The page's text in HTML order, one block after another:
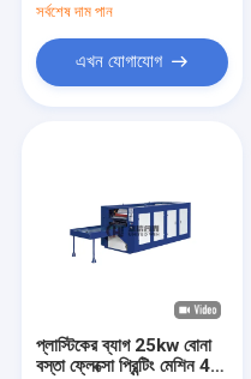
সুতা মোচড়ানোর মেশিন
ভ্যাকুয়াম ফ্রিজ ড্রায়ার
সর্বশেষ দাম পান
এখন যোগাযোগ
প্লাস্টিকের ব্যাগ 25kw বোনা
বস্তা ফ্লেক্সো প্রিন্টিং মেশিন 4